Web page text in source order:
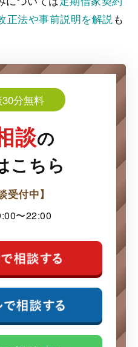
正法や事前説明を解説も
分無料
談の
こちら
受付中】
〜22:00